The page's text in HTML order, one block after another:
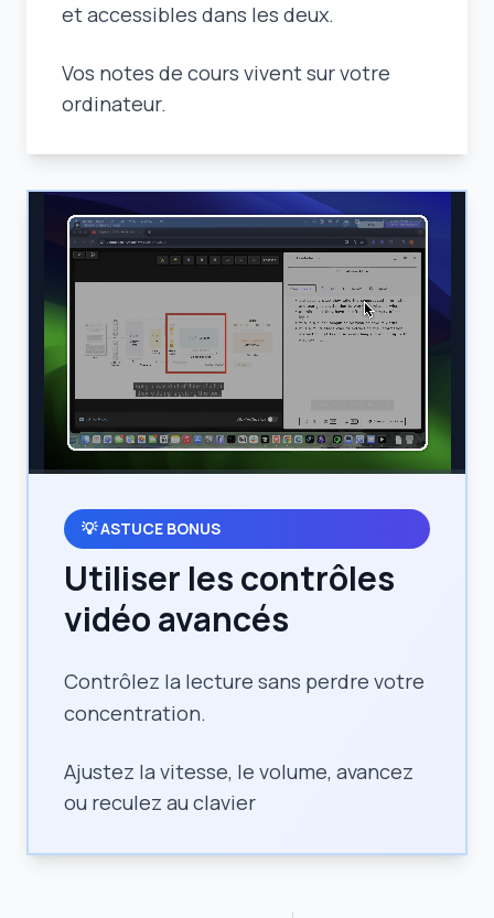
et accessibles dans les deux.
Vos notes de cours vivent sur votre
ordinateur.
💡ASTUCE BONUS
Utiliser les contrôles
vidéo avancés
Contrôlez la lecture sans perdre votre
concentration.
Ajustez la vitesse, le volume, avancez
ou reculez au clavier